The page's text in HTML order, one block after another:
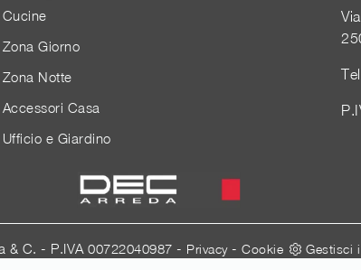
Cucine
Zona Giorno
Zona Notte
Accessori Casa
Ufficio e Giardino
& C. - P.IVA 00722040987 - Privacy- Cookie Gestisci